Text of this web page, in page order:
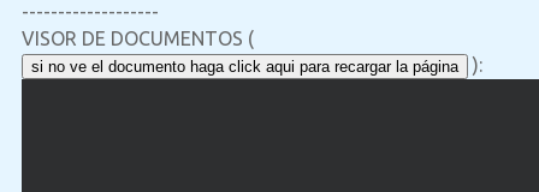
-------------------
VISOR DE DOCUMENTOS (
si no ve el documento haga click aqui para recargar la página ):